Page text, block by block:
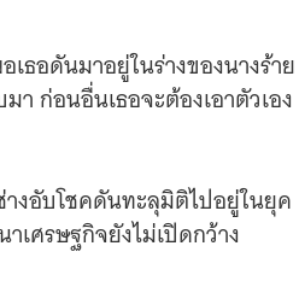
ธอดันมาอยู่ในร่างของนางร้าย
า ก่อนอื่นเธอจะต้องเอาตัวเอง
างอับโชคดันทะลุมิติไปอยู่ในยุค
ศรษฐกิจยังไม่เปิดกว้าง